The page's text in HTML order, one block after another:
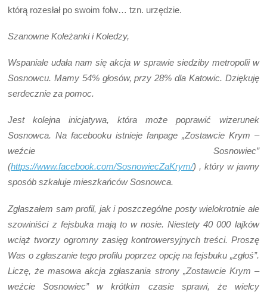
którą rozesłał po swoim folw… tzn. urzędzie.
Szanowne Koleżanki i Koledzy,
Wspaniale udała nam się akcja w sprawie siedziby metropolii w
Sosnowcu. Mamy 54% głosów, przy 28% dla Katowic. Dziękuję
serdecznie za pomoc.
Jest kolejna inicjatywa, która może poprawić wizerunek
Sosnowca. Na facebooku istnieje fanpage „Zostawcie Krym –
weźcie Sosnowiec”
(https://www.facebook.com/SosnowiecZaKrym/) , który w jawny
sposób szkaluje mieszkańców Sosnowca.
Zgłaszałem sam profil, jak i poszczególne posty wielokrotnie ale
szowiniści z fejsbuka mają to w nosie. Niestety 40 000 lajków
wciąż tworzy ogromny zasięg kontrowersyjnych treści. Proszę
Was o zgłaszanie tego profilu poprzez opcję na fejsbuku „zgłoś”.
Liczę, że masowa akcja zgłaszania strony „Zostawcie Krym –
weźcie Sosnowiec” w krótkim czasie sprawi, że wielcy